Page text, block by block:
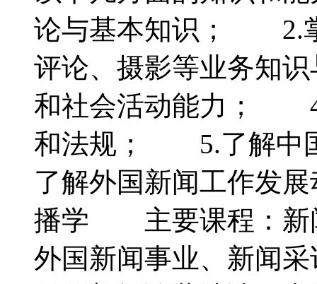
论与基本知识； 2.
评论、摄影等业务知
和社会活动能力；
和法规； 5.了解中
了解外国新闻工作发
播学 主要课程：新
外国新闻事业、新闻